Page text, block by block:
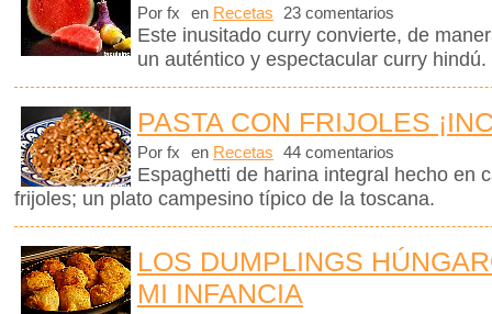
Por fx en Recetas 23 comentarios
Este inusitado curry convierte, de
un auténtico y espectacular curry hindú.
PASTA CON FRIJOLES
Por fx en Recetas 44 comentarios
Espaghetti de harina integral hecho en
frijoles; un plato campesino típico de la toscana.
LOS DUMPLINGS
MI INFANCIA